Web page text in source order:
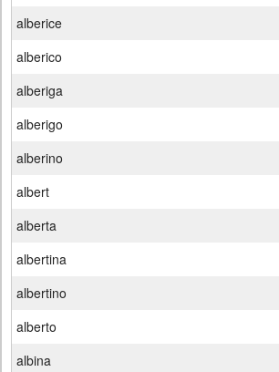
alberice
alberico
alberiga
alberigo
alberino
albert
alberta
albertina
albertino
alberto
albina